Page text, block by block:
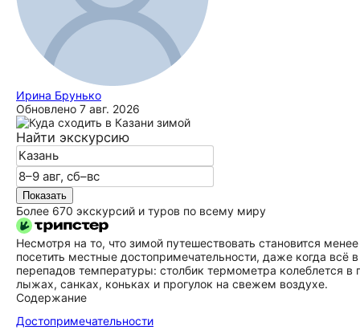
Ирина Брунько
Обновлено 7 авг. 2026
Найти экскурсию
Показать
Более 670 экскурсий и туров по всему миру
Несмотря на то, что зимой путешествовать становится
посетить местные до­сто­при­ме­ча­тель­но­сти, даже когда
перепадов температуры: столбик термометра колеблется
лыжах, санках, коньках и прогулок на свежем воздухе.
Содержание
До­сто­при­ме­ча­тель­но­сти